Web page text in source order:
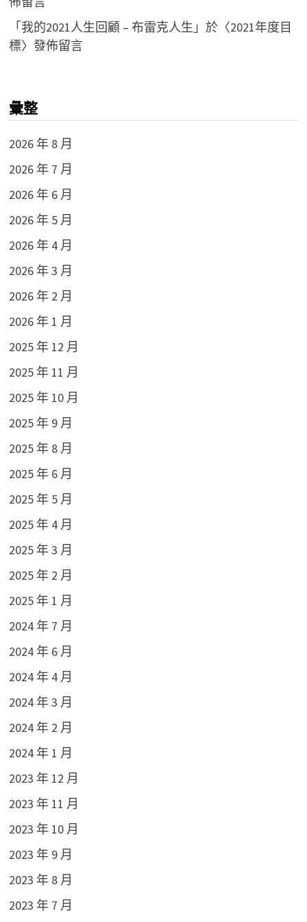
「我的2021人生回顧 – 布雷克人生 」於〈2021年度目
標〉發佈留言
彙整
2026 年 8 月
2026 年 7 月
2026 年 6 月
2026 年 5 月
2026 年 4 月
2026 年 3 月
2026 年 2 月
2026 年 1 月
2025 年 12 月
2025 年 11 月
2025 年 10 月
2025 年 9 月
2025 年 8 月
2025 年 6 月
2025 年 5 月
2025 年 4 月
2025 年 3 月
2025 年 2 月
2025 年 1 月
2024 年 7 月
2024 年 6 月
2024 年 4 月
2024 年 3 月
2024 年 2 月
2024 年 1 月
2023 年 12 月
2023 年 11 月
2023 年 10 月
2023 年 9 月
2023 年 8 月
2023 年 7 月